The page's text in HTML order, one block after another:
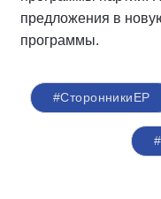
предложения в
программы.
#СторонникиЕР